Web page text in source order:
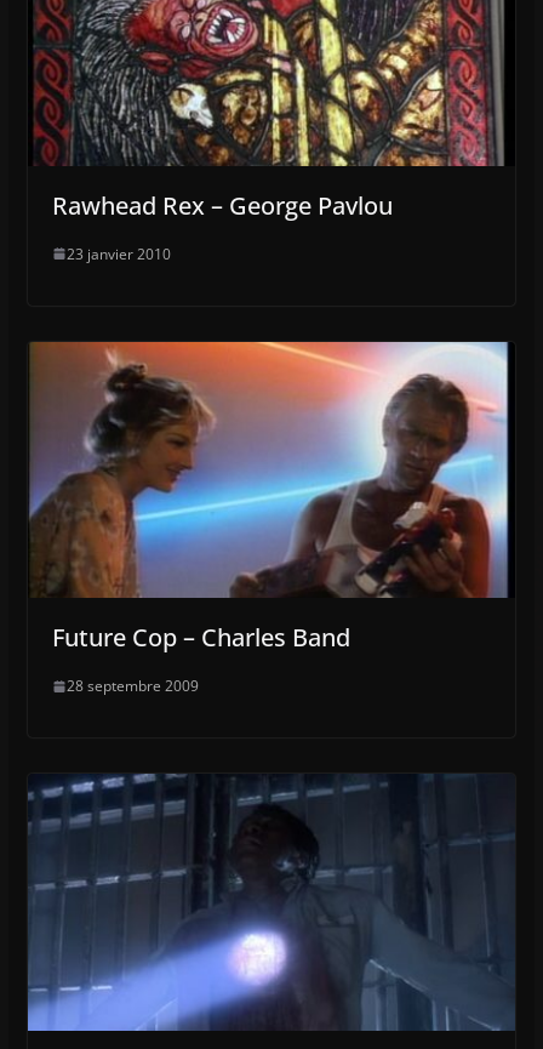
Rawhead Rex – George Pavlou
23 janvier 2010
Future Cop – Charles Band
28 septembre 2009